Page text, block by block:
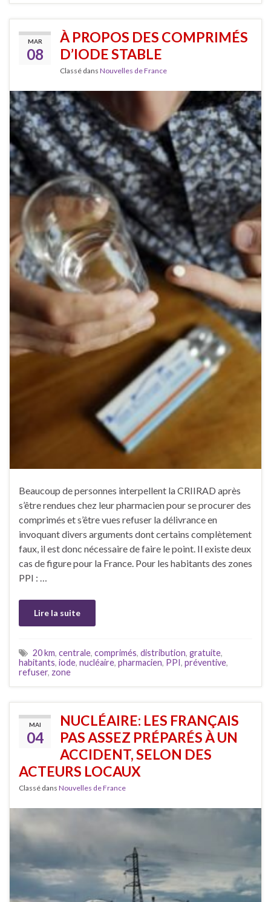
MAR
08
À PROPOS DES COMPRIMÉS
D’IODE STABLE
Classé dans Nouvelles de France
Beaucoup de personnes interpellent la CRIIRAD après
s’être rendues chez leur pharmacien pour se procurer des
comprimés et s’être vues refuser la délivrance en
invoquant divers arguments dont certains complètement
faux, il est donc nécessaire de faire le point. Il existe deux
cas de figure pour la France. Pour les habitants des zones
PPI : …
Lire la suite
20 km, centrale, comprimés, distribution, gratuite,
habitants, iode, nucléaire, pharmacien, PPI, préventive,
refuser, zone
MAI
04
NUCLÉAIRE: LES FRANÇAIS
PAS ASSEZ PRÉPARÉS À UN
ACCIDENT, SELON DES
ACTEURS LOCAUX
Classé dans Nouvelles de France